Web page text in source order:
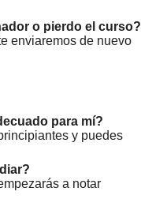
o pierdo el curso?
enviaremos de nuevo
para mí?
y puedes
a notar